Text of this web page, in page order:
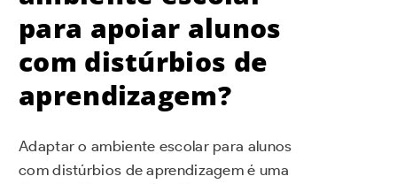
para apoiar alunos
com distúrbios de
aprendizagem?
Adaptar o ambiente escolar para alunos
com distúrbios de aprendizagem é uma